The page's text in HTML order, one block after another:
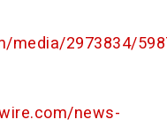
2973834/
news-